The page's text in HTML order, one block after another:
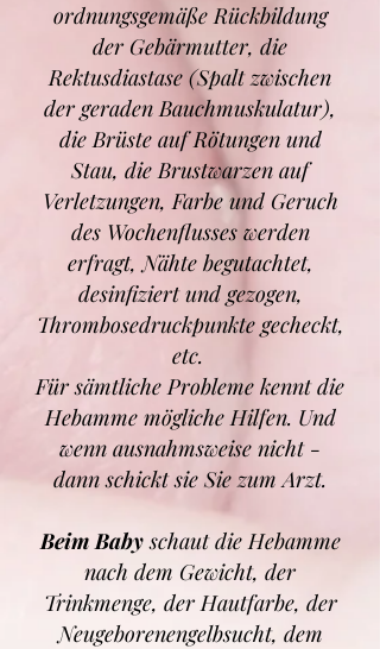
ordnungsgemäße Rückbildung
der Gebärmutter, die
Rektusdiastase (Spalt zwischen
der geraden Bauchmuskulatur),
die Brüste auf Rötungen und
Stau, die Brustwarzen auf
Verletzungen, Farbe und Geruch
des Wochenflusses werden
erfragt, Nähte begutachtet,
desinfiziert und gezogen,
Thrombosedruckpunkte gecheckt,
etc.
Für sämtliche Probleme kennt die
Hebamme mögliche Hilfen. Und
wenn ausnahmsweise nicht -
dann schickt sie Sie zum Arzt.
Beim Babyschaut die Hebamme
nach dem Gewicht, der
Trinkmenge, der Hautfarbe, der
Neugeborenengelbsucht, dem